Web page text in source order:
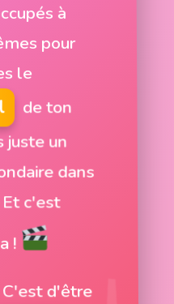
à
pour
le
de ton
juste un
dans
Et c'est
!
C'est d'être